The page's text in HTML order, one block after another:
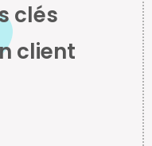
clés
client